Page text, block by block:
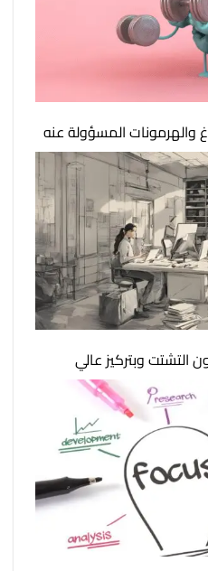
والهرمونات المسؤولة عنه
التشتت وبتركيز عالي